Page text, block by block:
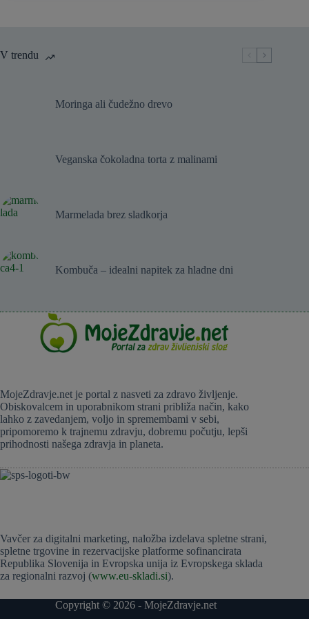
V trendu
Moringa ali čudežno drevo
Veganska čokoladna torta z malinami
Marmelada brez sladkorja
Kombuča – idealni napitek za hladne dni
MojeZdravje.net je portal z nasveti za zdravo življenje.
Obiskovalcem in uporabnikom strani približa način, kako
lahko z zavedanjem, voljo in spremembami v sebi,
pripomoremo k trajnemu zdravju, dobremu počutju, lepši
prihodnosti našega zdravja in planeta.
Vavčer za digitalni marketing, naložba izdelava spletne strani,
spletne trgovine in rezervacijske platforme sofinancirata
Republika Slovenija in Evropska unija iz Evropskega sklada
za regionalni razvoj (www.eu-skladi.si).
Copyright © 2026 - MojeZdravje.net